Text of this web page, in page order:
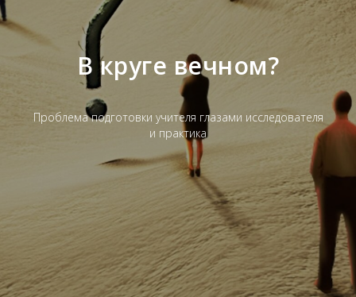
В круге вечном?
Проблема подготовки учителя глазами исследователя
и практика